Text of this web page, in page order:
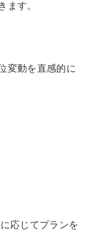
ます。
変動を直感的に
応じてプランを